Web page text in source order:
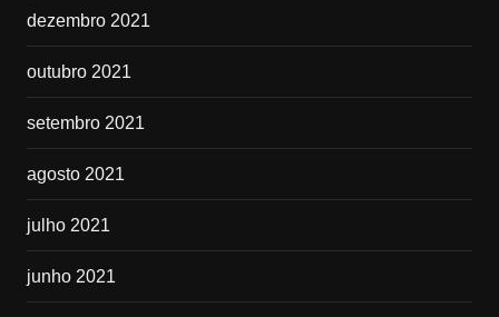
dezembro 2021
outubro 2021
setembro 2021
agosto 2021
julho 2021
junho 2021